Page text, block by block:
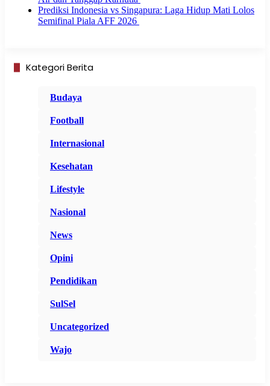
Prediksi Indonesia vs Singapura: Laga Hidup Mati Lolos
Semifinal Piala AFF 2026
Kategori Berita
Budaya
Football
Internasional
Kesehatan
Lifestyle
Nasional
News
Opini
Pendidikan
SulSel
Uncategorized
Wajo